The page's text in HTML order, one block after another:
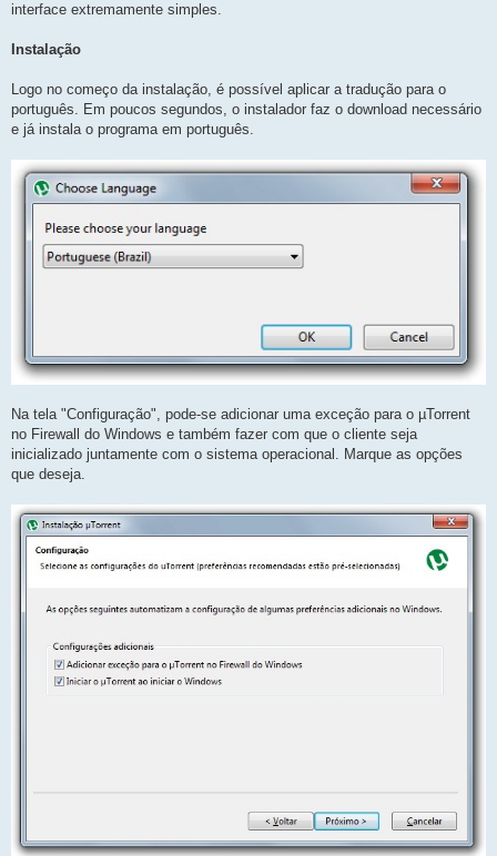
interface extremamente simples.
Instalação
Logo no começo da instalação, é possível aplicar a tradução para o
português. Em poucos segundos, o instalador faz o download necessário
e já instala o programa em português.
Na tela "Configuração", pode-se adicionar uma exceção para o µTorrent
no Firewall do Windows e também fazer com que o cliente seja
inicializado juntamente com o sistema operacional. Marque as opções
que deseja.